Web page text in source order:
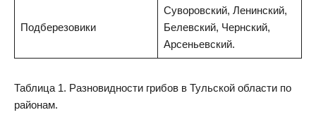
Подберезовики
Суворовский, Ленинский,
Белевский, Чернский,
Арсеньевский.
Таблица 1. Разновидности грибов в Тульской области по
районам.